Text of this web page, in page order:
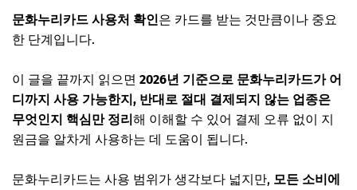
문화누리카드 사용처 확인은 카드를 받는 것만큼이나 중요
한 단계입니다.
이 글을 끝까지 읽으면 2026년 기준으로 문화누리카드가 어
디까지 사용 가능한지, 반대로 절대 결제되지 않는 업종은
무엇인지 핵심만 정리해 이해할 수 있어 결제 오류 없이 지
원금을 알차게 사용하는 데 도움이 됩니다.
문화누리카드는 사용 범위가 생각보다 넓지만, 모든 소비에